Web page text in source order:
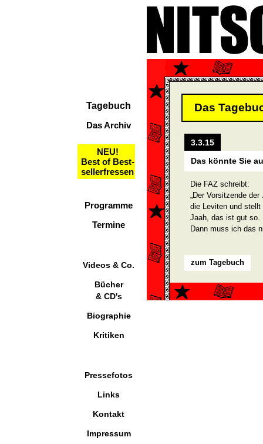
Tagebuch
Das Archiv
NEU!
Best of Best-
sellerfressen
Programme
Termine
Videos & Co.
Bücher
& CD's
Biographie
Kritiken
Pressefotos
Links
Kontakt
Impressum
Das
3.3.15
Das könnte Sie
Die FAZ schreibt:
„Der Vorsitzende
die Leviten und stellt
Jaah, das ist gut so.
Dann muss ich das
zum Tagebuch